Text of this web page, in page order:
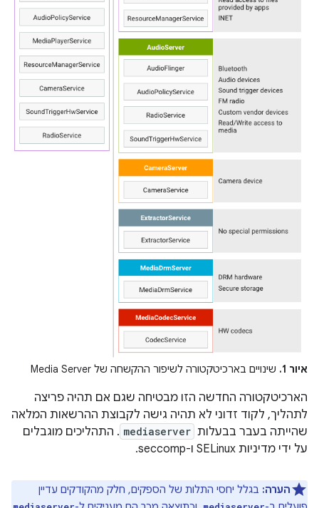
איור 1. שינויים בארכיטקטורה לשיפור ההקשחה של Media Server
הארכיטקטורה החדשה הזו מבטיחה שגם אם תהיה פריצה
לתהליך, לקוד זדוני לא תהיה גישה לקבוצת ההרשאות המלאה
שהייתה בעבר בבעלות mediaserver . התהליכים מוגבלים
על ידי מדיניות SELinux ו-seccomp.
הערה: בגלל יחסי התלות של הספקים, חלק מהקודקים עדיין